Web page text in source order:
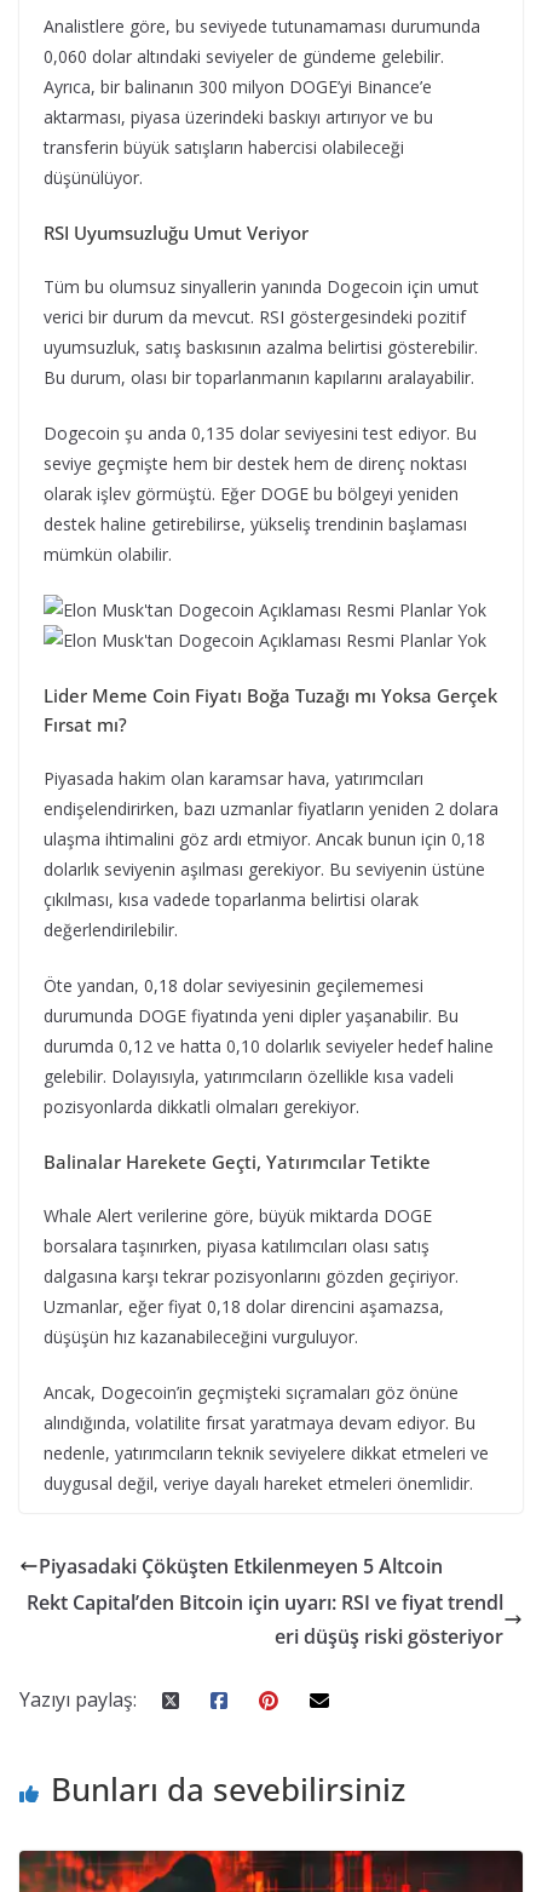
Analistlere göre, bu seviyede tutunamaması durumunda
0,060 dolar altındaki seviyeler de gündeme gelebilir.
Ayrıca, bir balinanın 300 milyon DOGE’yi Binance’e
aktarması, piyasa üzerindeki baskıyı artırıyor ve bu
transferin büyük satışların habercisi olabileceği
düşünülüyor.
RSI Uyumsuzluğu Umut Veriyor
Tüm bu olumsuz sinyallerin yanında Dogecoin için umut
verici bir durum da mevcut. RSI göstergesindeki pozitif
uyumsuzluk, satış baskısının azalma belirtisi gösterebilir.
Bu durum, olası bir toparlanmanın kapılarını aralayabilir.
Dogecoin şu anda 0,135 dolar seviyesini test ediyor. Bu
seviye geçmişte hem bir destek hem de direnç noktası
olarak işlev görmüştü. Eğer DOGE bu bölgeyi yeniden
destek haline getirebilirse, yükseliş trendinin başlaması
mümkün olabilir.
Lider Meme Coin Fiyatı Boğa Tuzağı mı Yoksa Gerçek
Fırsat mı?
Piyasada hakim olan karamsar hava, yatırımcıları
endişelendirirken, bazı uzmanlar fiyatların yeniden 2 dolara
ulaşma ihtimalini göz ardı etmiyor. Ancak bunun için 0,18
dolarlık seviyenin aşılması gerekiyor. Bu seviyenin üstüne
çıkılması, kısa vadede toparlanma belirtisi olarak
değerlendirilebilir.
Öte yandan, 0,18 dolar seviyesinin geçilememesi
durumunda DOGE fiyatında yeni dipler yaşanabilir. Bu
durumda 0,12 ve hatta 0,10 dolarlık seviyeler hedef haline
gelebilir. Dolayısıyla, yatırımcıların özellikle kısa vadeli
pozisyonlarda dikkatli olmaları gerekiyor.
Balinalar Harekete Geçti, Yatırımcılar Tetikte
Whale Alert verilerine göre, büyük miktarda DOGE
borsalara taşınırken, piyasa katılımcıları olası satış
dalgasına karşı tekrar pozisyonlarını gözden geçiriyor.
Uzmanlar, eğer fiyat 0,18 dolar direncini aşamazsa,
düşüşün hız kazanabileceğini vurguluyor.
Ancak, Dogecoin’in geçmişteki sıçramaları göz önüne
alındığında, volatilite fırsat yaratmaya devam ediyor. Bu
nedenle, yatırımcıların teknik seviyelere dikkat etmeleri ve
duygusal değil, veriye dayalı hareket etmeleri önemlidir.
Piyasadaki Çöküşten Etkilenmeyen 5 Altcoin
Rekt Capital’den Bitcoin için uyarı: RSI ve fiyat trendl
eri düşüş riski gösteriyor
Yazıyı paylaş:
Bunları da sevebilirsiniz